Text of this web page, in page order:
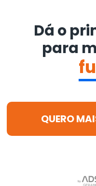
Dá o
para
QUERO